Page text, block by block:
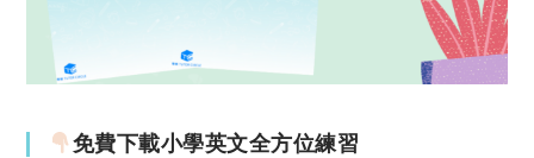
免費下載小學英文全方位練習